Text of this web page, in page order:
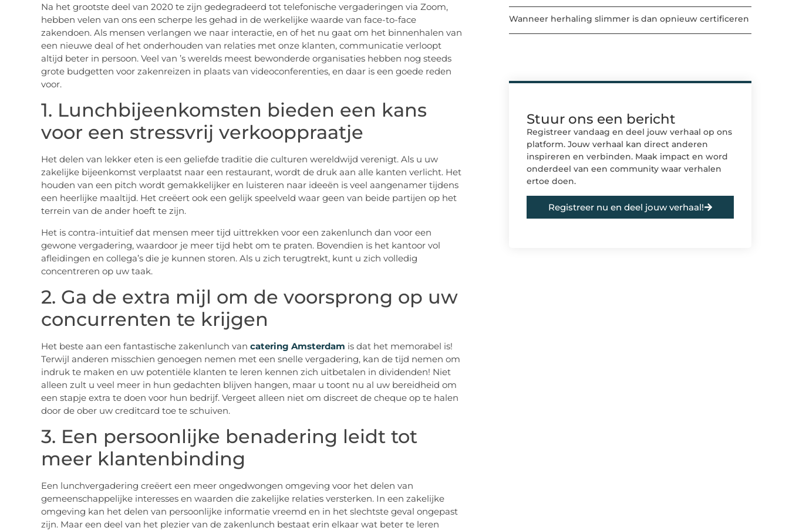
Na het grootste deel van 2020 te zijn gedegradeerd tot telefonische vergaderingen via Zoom,
hebben velen van ons een scherpe les gehad in de werkelijke waarde van face-to-face
zakendoen. Als mensen verlangen we naar interactie, en of het nu gaat om het binnenhalen van
een nieuwe deal of het onderhouden van relaties met onze klanten, communicatie verloopt
altijd beter in persoon. Veel van ’s werelds meest bewonderde organisaties hebben nog steeds
grote budgetten voor zakenreizen in plaats van videoconferenties, en daar is een goede reden
voor.
1. Lunchbijeenkomsten bieden een kans
voor een stressvrij verkooppraatje
Het delen van lekker eten is een geliefde traditie die culturen wereldwijd verenigt. Als u uw
zakelijke bijeenkomst verplaatst naar een restaurant, wordt de druk aan alle kanten verlicht. Het
houden van een pitch wordt gemakkelijker en luisteren naar ideeën is veel aangenamer tijdens
een heerlijke maaltijd. Het creëert ook een gelijk speelveld waar geen van beide partijen op het
terrein van de ander hoeft te zijn.
Het is contra-intuïtief dat mensen meer tijd uittrekken voor een zakenlunch dan voor een
gewone vergadering, waardoor je meer tijd hebt om te praten. Bovendien is het kantoor vol
afleidingen en collega’s die je kunnen storen. Als u zich terugtrekt, kunt u zich volledig
concentreren op uw taak.
2. Ga de extra mijl om de voorsprong op uw
concurrenten te krijgen
Het beste aan een fantastische zakenlunch van catering Amsterdam is dat het memorabel is!
Terwijl anderen misschien genoegen nemen met een snelle vergadering, kan de tijd nemen om
indruk te maken en uw potentiële klanten te leren kennen zich uitbetalen in dividenden! Niet
alleen zult u veel meer in hun gedachten blijven hangen, maar u toont nu al uw bereidheid om
een stapje extra te doen voor hun bedrijf. Vergeet alleen niet om discreet de cheque op te halen
door de ober uw creditcard toe te schuiven.
3. Een persoonlijke benadering leidt tot
meer klantenbinding
Een lunchvergadering creëert een meer ongedwongen omgeving voor het delen van
gemeenschappelijke interesses en waarden die zakelijke relaties versterken. In een zakelijke
omgeving kan het delen van persoonlijke informatie vreemd en in het slechtste geval ongepast
zijn. Maar een deel van het plezier van de zakenlunch bestaat erin elkaar wat beter te leren
Wanneer herhaling slimmer is dan opnieuw certificeren
Stuur ons een bericht
Registreer vandaag en deel jouw verhaal op ons
platform. Jouw verhaal kan direct anderen
inspireren en verbinden. Maak impact en word
onderdeel van een community waar verhalen
ertoe doen.
Registreer nu en deel jouw verhaal!